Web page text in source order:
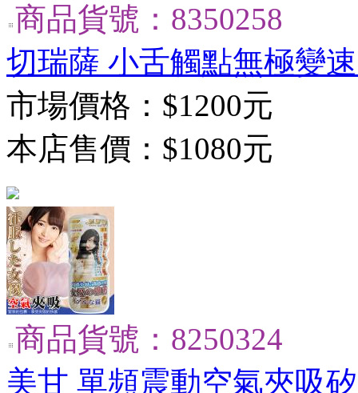
商品貨號：8350258
切瑞薩 小舌觸點無極變
市場價格： $1200元
本店售價： $1080元
商品貨號：8250324
美甘 單頻震動空氣夾吸